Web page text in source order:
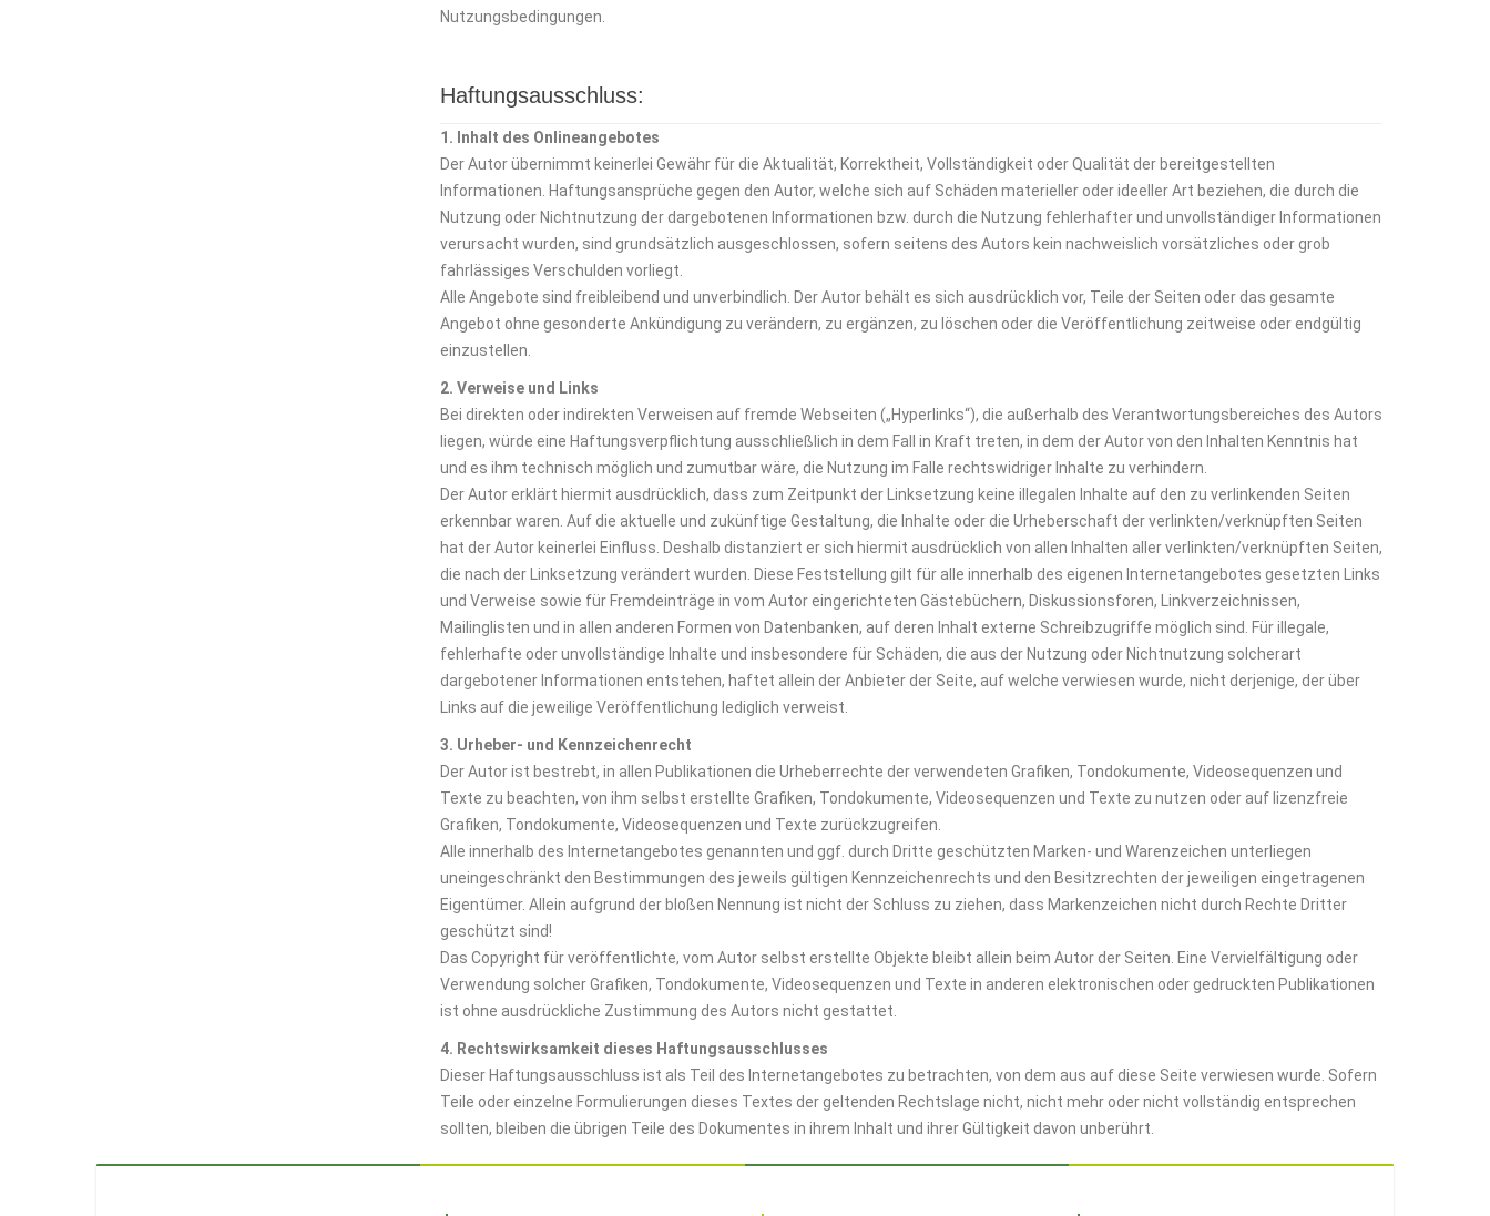
Nutzungsbedingungen.
Haftungsausschluss:
1. Inhalt des Onlineangebotes
Der Autor übernimmt keinerlei Gewähr für die Aktualität, Korrektheit, Vollständigkeit oder Qualität der bereitgestellten
Informationen. Haftungsansprüche gegen den Autor, welche sich auf Schäden materieller oder ideeller Art beziehen, die durch die
Nutzung oder Nichtnutzung der dargebotenen Informationen bzw. durch die Nutzung fehlerhafter und unvollständiger Informationen
verursacht wurden, sind grundsätzlich ausgeschlossen, sofern seitens des Autors kein nachweislich vorsätzliches oder grob
fahrlässiges Verschulden vorliegt.
Alle Angebote sind freibleibend und unverbindlich. Der Autor behält es sich ausdrücklich vor, Teile der Seiten oder das gesamte
Angebot ohne gesonderte Ankündigung zu verändern, zu ergänzen, zu löschen oder die Veröffentlichung zeitweise oder endgültig
einzustellen.
2. Verweise und Links
Bei direkten oder indirekten Verweisen auf fremde Webseiten („Hyperlinks“), die außerhalb des Verantwortungsbereiches des Autors
liegen, würde eine Haftungsverpflichtung ausschließlich in dem Fall in Kraft treten, in dem der Autor von den Inhalten Kenntnis hat
und es ihm technisch möglich und zumutbar wäre, die Nutzung im Falle rechtswidriger Inhalte zu verhindern.
Der Autor erklärt hiermit ausdrücklich, dass zum Zeitpunkt der Linksetzung keine illegalen Inhalte auf den zu verlinkenden Seiten
erkennbar waren. Auf die aktuelle und zukünftige Gestaltung, die Inhalte oder die Urheberschaft der verlinkten/verknüpften Seiten
hat der Autor keinerlei Einfluss. Deshalb distanziert er sich hiermit ausdrücklich von allen Inhalten aller verlinkten/verknüpften Seiten,
die nach der Linksetzung verändert wurden. Diese Feststellung gilt für alle innerhalb des eigenen Internetangebotes gesetzten Links
und Verweise sowie für Fremdeinträge in vom Autor eingerichteten Gästebüchern, Diskussionsforen, Linkverzeichnissen,
Mailinglisten und in allen anderen Formen von Datenbanken, auf deren Inhalt externe Schreibzugriffe möglich sind. Für illegale,
fehlerhafte oder unvollständige Inhalte und insbesondere für Schäden, die aus der Nutzung oder Nichtnutzung solcherart
dargebotener Informationen entstehen, haftet allein der Anbieter der Seite, auf welche verwiesen wurde, nicht derjenige, der über
Links auf die jeweilige Veröffentlichung lediglich verweist.
3. Urheber- und Kennzeichenrecht
Der Autor ist bestrebt, in allen Publikationen die Urheberrechte der verwendeten Grafiken, Tondokumente, Videosequenzen und
Texte zu beachten, von ihm selbst erstellte Grafiken, Tondokumente, Videosequenzen und Texte zu nutzen oder auf lizenzfreie
Grafiken, Tondokumente, Videosequenzen und Texte zurückzugreifen.
Alle innerhalb des Internetangebotes genannten und ggf. durch Dritte geschützten Marken- und Warenzeichen unterliegen
uneingeschränkt den Bestimmungen des jeweils gültigen Kennzeichenrechts und den Besitzrechten der jeweiligen eingetragenen
Eigentümer. Allein aufgrund der bloßen Nennung ist nicht der Schluss zu ziehen, dass Markenzeichen nicht durch Rechte Dritter
geschützt sind!
Das Copyright für veröffentlichte, vom Autor selbst erstellte Objekte bleibt allein beim Autor der Seiten. Eine Vervielfältigung oder
Verwendung solcher Grafiken, Tondokumente, Videosequenzen und Texte in anderen elektronischen oder gedruckten Publikationen
ist ohne ausdrückliche Zustimmung des Autors nicht gestattet.
4. Rechtswirksamkeit dieses Haftungsausschlusses
Dieser Haftungsausschluss ist als Teil des Internetangebotes zu betrachten, von dem aus auf diese Seite verwiesen wurde. Sofern
Teile oder einzelne Formulierungen dieses Textes der geltenden Rechtslage nicht, nicht mehr oder nicht vollständig entsprechen
sollten, bleiben die übrigen Teile des Dokumentes in ihrem Inhalt und ihrer Gültigkeit davon unberührt.